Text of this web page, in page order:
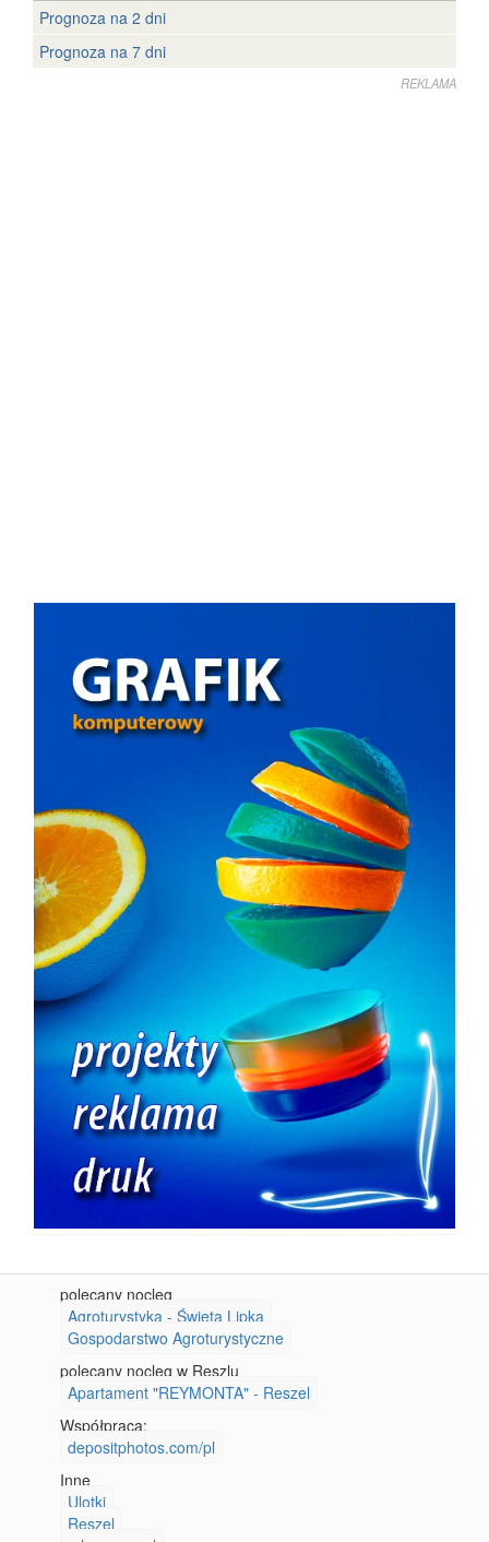
Prognoza na 2 dni
Prognoza na 7 dni
REKLAMA
polecany nocleg
Agroturystyka - Święta Lipka
Gospodarstwo Agroturystyczne
polecany nocleg w Reszlu
Apartament "REYMONTA" - Reszel
Współpraca:
depositphotos.com/pl
Inne
Ulotki
Reszel